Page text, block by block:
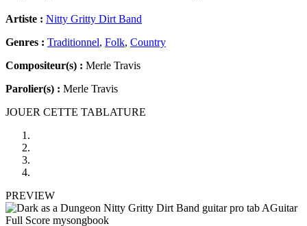
Artiste : Nitty Gritty Dirt Band
Genres : Traditionnel, Folk, Country
Compositeur(s) : Merle Travis
Parolier(s) : Merle Travis
JOUER CETTE TABLATURE
PREVIEW